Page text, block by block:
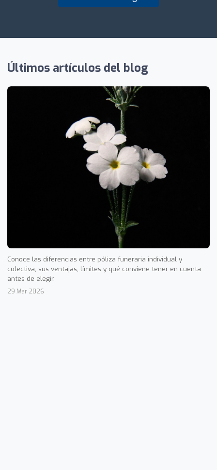
Últimos artículos del blog
Conoce las diferencias entre póliza funeraria individual y
colectiva, sus ventajas, límites y qué conviene tener en cuenta
antes de elegir.
29 Mar 2026